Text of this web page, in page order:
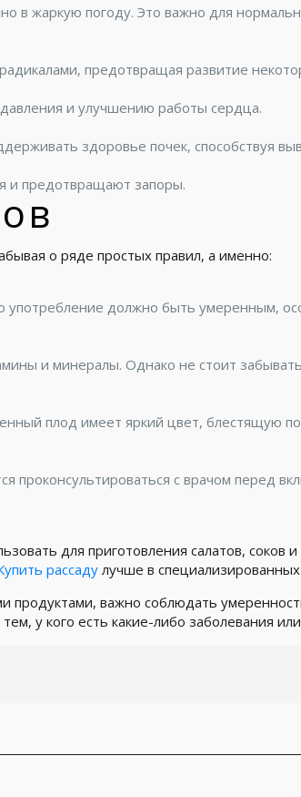
в жаркую погоду. Это важно для
предотвращая развитие
и улучшению работы сердца.
здоровье почек, способствуя
и предотвращают запоры.
о ряде простых правил, а именно:
употребление должно быть умеренным,
и минералы. Однако не стоит
плод имеет яркий цвет, блестящую
проконсультироваться с врачом перед
для приготовления салатов, соков
рассадулучше в специализированных
продуктами, важно соблюдать
у кого есть какие-либо заболевания